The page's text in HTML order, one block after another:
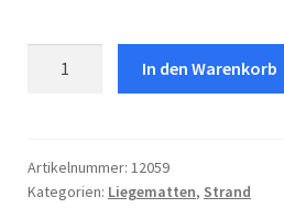
In den Warenkorb
Artikelnummer: 12059
Kategorien: Liegematten, Strand